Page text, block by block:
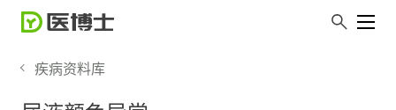
疾病资料库